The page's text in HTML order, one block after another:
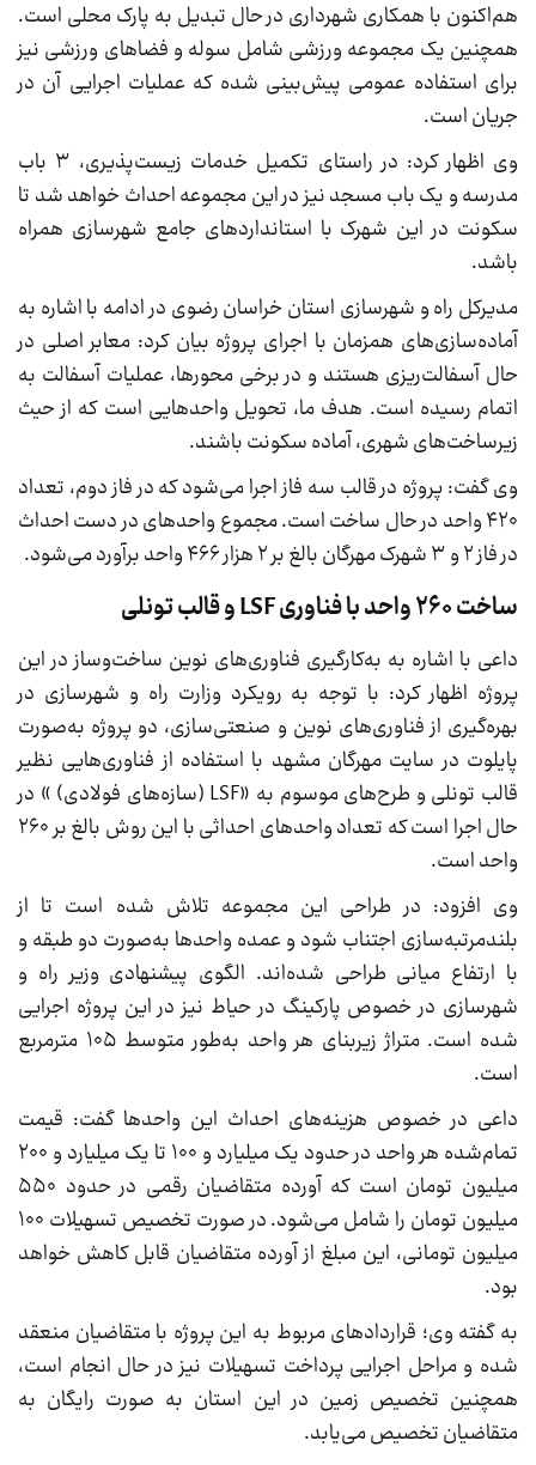
هم‌اکنون با همکاری شهرداری در حال تبدیل به پارک محلی است.
همچنین یک مجموعه ورزشی شامل سوله و فضاهای ورزشی نیز
برای استفاده عمومی پیش‌بینی شده که عملیات اجرایی آن در
جریان است.
وی اظهار کرد: در راستای تکمیل خدمات زیست‌پذیری، ۳ باب
مدرسه و یک باب مسجد نیز در این مجموعه احداث خواهد شد تا
سکونت در این شهرک با استانداردهای جامع شهرسازی همراه
باشد.
مدیرکل راه و شهرسازی استان خراسان رضوی در ادامه با اشاره به
آماده‌سازی‌های همزمان با اجرای پروژه بیان کرد: معابر اصلی در
حال آسفالت‌ریزی هستند و در برخی محورها، عملیات آسفالت به
اتمام رسیده است. هدف ما، تحویل واحدهایی است که از حیث
زیرساخت‌های شهری، آماده سکونت باشند.
وی گفت: پروژه در قالب سه فاز اجرا می‌شود که در فاز دوم، تعداد
۴۲۰ واحد در حال ساخت است. مجموع واحدهای در دست احداث
در فاز ۲ و ۳ شهرک مهرگان بالغ بر ۲ هزار ۴۶۶ واحد برآورد می‌شود.
ساخت ۲۶۰ واحد با فناوری LSF و قالب تونلی
داعی با اشاره به به‌کارگیری فناوری‌های نوین ساخت‌وساز در این
پروژه اظهار کرد: با توجه به رویکرد وزارت راه و شهرسازی در
بهره‌گیری از فناوری‌های نوین و صنعتی‌سازی، دو پروژه به‌صورت
پایلوت در سایت مهرگان مشهد با استفاده از فناوری‌هایی نظیر
قالب تونلی و طرح‌های موسوم به «LSF (سازه‌های فولادی) » در
حال اجرا است که تعداد واحدهای احداثی با این روش بالغ بر ۲۶۰
واحد است.
وی افزود: در طراحی این مجموعه تلاش شده است تا از
بلندمرتبه‌سازی اجتناب شود و عمده واحدها به‌صورت دو طبقه و
با ارتفاع میانی طراحی شده‌اند. الگوی پیشنهادی وزیر راه و
شهرسازی در خصوص پارکینگ در حیاط نیز در این پروژه اجرایی
شده است. متراژ زیربنای هر واحد به‌طور متوسط ۱۰۵ مترمربع
است.
داعی در خصوص هزینه‌های احداث این واحدها گفت: قیمت
تمام‌شده هر واحد در حدود یک میلیارد و ۱۰۰ تا یک میلیارد و ۲۰۰
میلیون تومان است که آورده متقاضیان رقمی در حدود ۵۵۰
میلیون تومان را شامل می‌شود. در صورت تخصیص تسهیلات ۱۰۰
میلیون تومانی، این مبلغ از آورده متقاضیان قابل کاهش خواهد
بود.
به گفته وی؛ قراردادهای مربوط به این پروژه با متقاضیان منعقد
شده و مراحل اجرایی پرداخت تسهیلات نیز در حال انجام است،
همچنین تخصیص زمین در این استان به صورت رایگان به
متقاضیان تخصیص می‌یابد.